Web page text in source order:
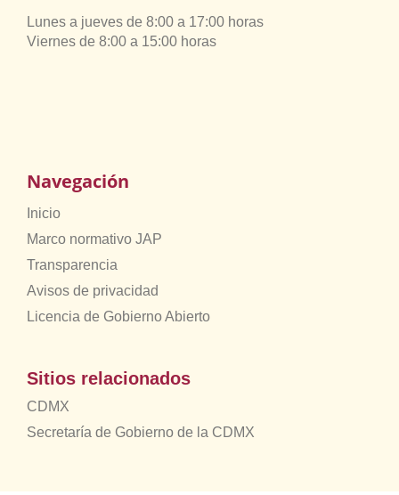
Lunes a jueves de 8:00 a 17:00 horas
Viernes de 8:00 a 15:00 horas
Navegación
Inicio
Marco normativo JAP
Transparencia
Avisos de privacidad
Licencia de Gobierno Abierto
Sitios relacionados
CDMX
Secretaría de Gobierno de la CDMX